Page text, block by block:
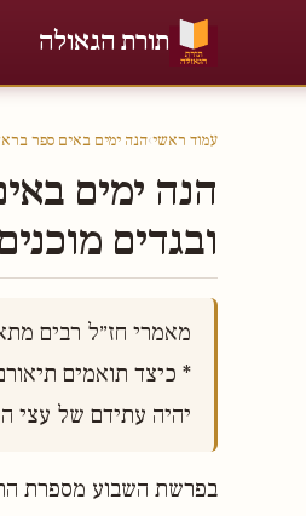
תורת הגאולה
עמוד ראשי›הנה ימים באים ספר
הנה ימים
ובגדים
יהיה עתידם של עצי
בפרשת השבוע מספרת